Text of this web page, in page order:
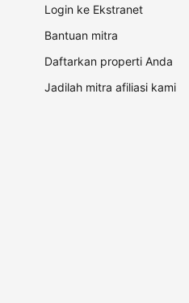
Login ke Ekstranet
Bantuan mitra
Daftarkan properti Anda
Jadilah mitra afiliasi kami